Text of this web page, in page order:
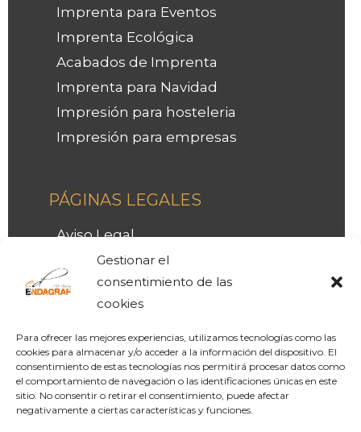
Gestionar el
consentimiento de las
cookies
Para ofrecer las mejores experiencias, utilizamos tecnologías como las
cookies para almacenar y/o acceder a la información del dispositivo. El
consentimiento de estas tecnologías nos permitirá procesar datos como
el comportamiento de navegación o las identificaciones únicas en este
sitio. No consentir o retirar el consentimiento, puede afectar
negativamente a ciertas características y funciones.
Imprenta para Eventos
Imprenta Ecológica
Acabados de Imprenta
Imprenta para Navidad
Impresión para hosteleria
Impresión para empresas
PÁGINAS LEGALES
Aviso Legal
Política de Privacidad
LOPD
Política de Cookies
Facebook